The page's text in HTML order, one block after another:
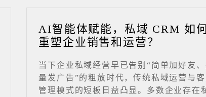
AI智能体赋能，私域 CRM 如
重塑企业销售和运营？
当下企业私域经营早已告别“简单加好友
量发广告”的粗放时代，传统私域运营与客
管理模式的短板日益凸显。多数企业存在